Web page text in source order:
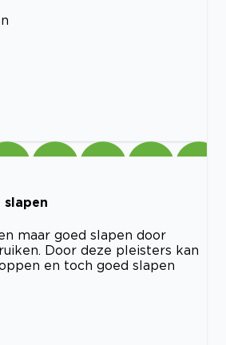
slapen
maar goed slapen door
Door deze pleisters kan
en toch goed slapen